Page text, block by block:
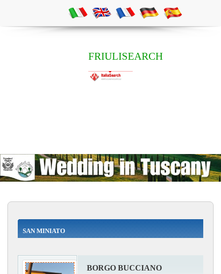
FRIULISEARCH
SAN MINIATO
BORGO BUCCIANO